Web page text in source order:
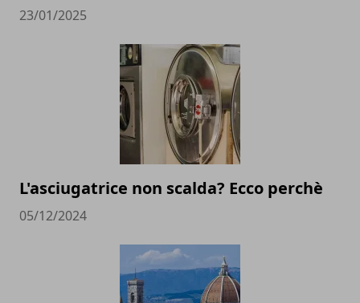
23/01/2025
L'asciugatrice non scalda? Ecco perchè
05/12/2024